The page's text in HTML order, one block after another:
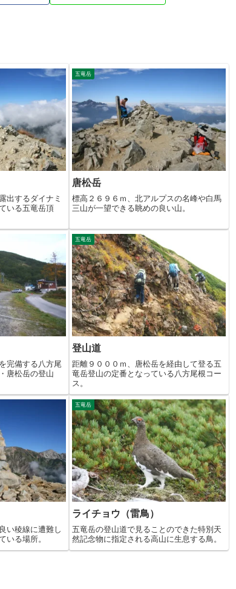
出するダイナミ
いる五竜岳頂
五竜岳
唐松岳
標高２６９６ｍ、北アルプスの名峰や白馬
三山が一望できる眺めの良い山。
完備する八方尾
唐松岳の登山
五竜岳
登山道
距離９０００ｍ、唐松岳を経由して登る五
竜岳登山の定番となっている八方尾根コー
ス。
い稜線に遭難し
いる場所。
五竜岳
ライチョウ（雷鳥）
五竜岳の登山道で見ることのできた特別天
然記念物に指定される高山に生息する鳥。